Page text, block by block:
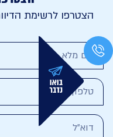
לרשימת הדיוור